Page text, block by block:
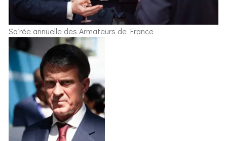
Soirée annuelle des Armateurs de France